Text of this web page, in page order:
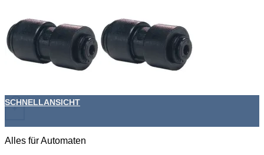
+
SCHNELLANSICHT
Alles für Automaten